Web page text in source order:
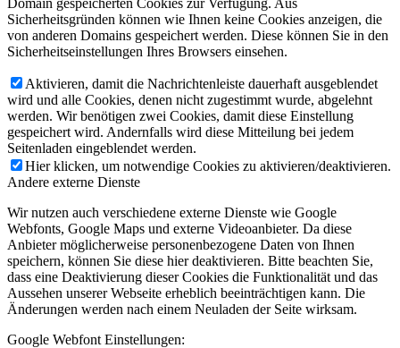
Sicherheitsgründen können wie Ihnen keine Cookies anzeigen, die
von anderen Domains gespeichert werden. Diese können Sie in den
Sicherheitseinstellungen Ihres Browsers einsehen.
Aktivieren, damit die Nachrichtenleiste dauerhaft ausgeblendet
wird und alle Cookies, denen nicht zugestimmt wurde, abgelehnt
werden. Wir benötigen zwei Cookies, damit diese Einstellung
gespeichert wird. Andernfalls wird diese Mitteilung bei jedem
Seitenladen eingeblendet werden.
Hier klicken, um notwendige Cookies zu aktivieren/deaktivieren.
Andere externe Dienste
Wir nutzen auch verschiedene externe Dienste wie Google
Webfonts, Google Maps und externe Videoanbieter. Da diese
Anbieter möglicherweise personenbezogene Daten von Ihnen
speichern, können Sie diese hier deaktivieren. Bitte beachten Sie,
dass eine Deaktivierung dieser Cookies die Funktionalität und das
Aussehen unserer Webseite erheblich beeinträchtigen kann. Die
Änderungen werden nach einem Neuladen der Seite wirksam.
Google Webfont Einstellungen: